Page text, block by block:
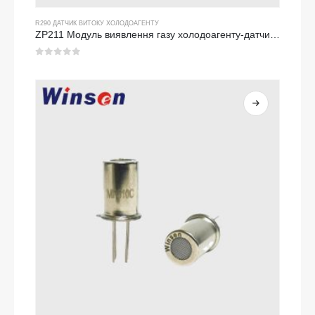
R290 ДАТЧИК ВИТОКУ ХОЛОДОАГЕНТУ
ZP211 Модуль виявлення газу холодоагенту-датчик високої чутливості для виявлення витоку холодоагенту